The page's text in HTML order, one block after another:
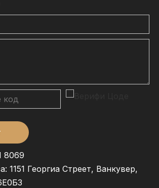
8069
1151 Георгиа Стреет, Ванкувер,